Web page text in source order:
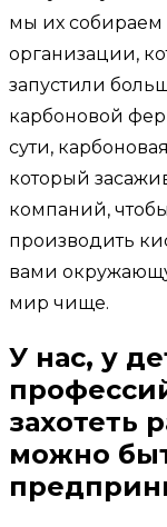
мы их собираем
организации,
запустили
карбоновой
сути,
который
компаний,
производить
вами
мир чище.
У нас, у
захотеть
можно